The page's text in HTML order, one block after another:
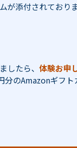
が添付されており
したら、 体験お申
分のAmazonギフ